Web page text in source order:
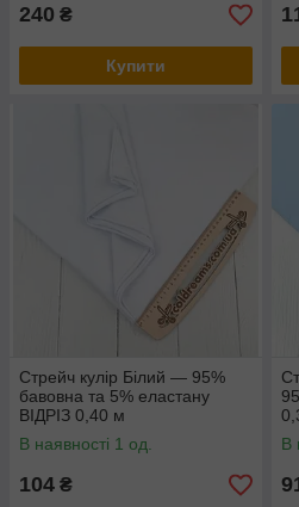
240 ₴
Купити
Стрейч кулір Білий — 95%
бавовна та 5% еластану
ВІДРІЗ 0,40 м
В наявності 1 од.
104 ₴
В